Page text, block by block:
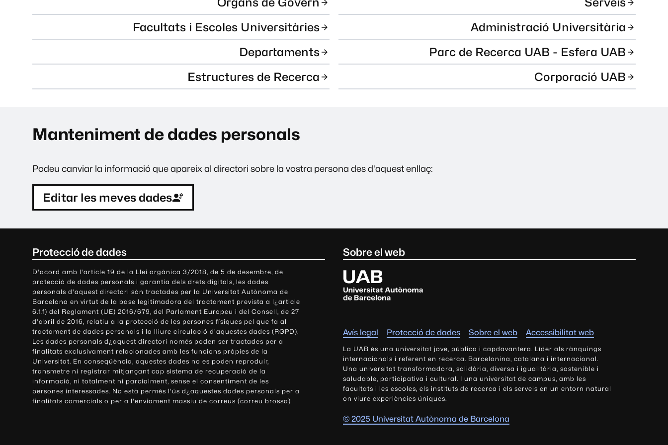
Facultats i Escoles Universitàries
Departaments
Estructures de Recerca
Administració Universitària
Parc de Recerca UAB - Esfera UAB
Corporació UAB
Manteniment de dades personals
Podeu canviar la informació que apareix al directori sobre la vostra persona des d'aquest enllaç:
Editar les meves dades
Protecció de dades
D'acord amb l'article 19 de la Llei orgànica 3/2018, de 5 de desembre, de
protecció de dades personals i garantia dels drets digitals, les dades
personals d'aquest directori són tractades per la Universitat Autònoma de
Barcelona en virtut de la base legitimadora del tractament prevista a l¿article
6.1.f) del Reglament (UE) 2016/679, del Parlament Europeu i del Consell, de 27
d'abril de 2016, relatiu a la protecció de les persones físiques pel que fa al
tractament de dades personals i la lliure circulació d'aquestes dades (RGPD).
Les dades personals d¿aquest directori només poden ser tractades per a
finalitats exclusivament relacionades amb les funcions pròpies de la
Universitat. En conseqüència, aquestes dades no es poden reproduir,
transmetre ni registrar mitjançant cap sistema de recuperació de la
informació, ni totalment ni parcialment, sense el consentiment de les
persones interessades. No està permès l'ús d¿aquestes dades personals per a
finalitats comercials o per a l'enviament massiu de correus (correu brossa)
Sobre el web
U
n
i
s
i
t
a
t
A
u
t
ò
Avís legal Protecció de dades Sobre el web Accessibilitat web
La UAB és una universitat jove, pública i capdavantera. Líder als rànquings
internacionals i referent en recerca. Barcelonina, catalana i internacional.
Una universitat transformadora, solidària, diversa i igualitària, sostenible i
saludable, participativa i cultural. I una universitat de campus, amb les
facultats i les escoles, els instituts de recerca i els serveis en un entorn natural
on viure experiències úniques.
© 2025 Universitat Autònoma de Barcelona